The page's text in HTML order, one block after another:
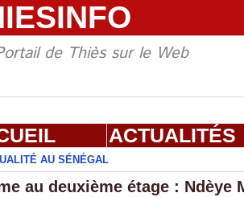
de Thiès sur le Web
ACTUALITÉS
AU SÉNÉGAL
au deuxième étage : Ndèye